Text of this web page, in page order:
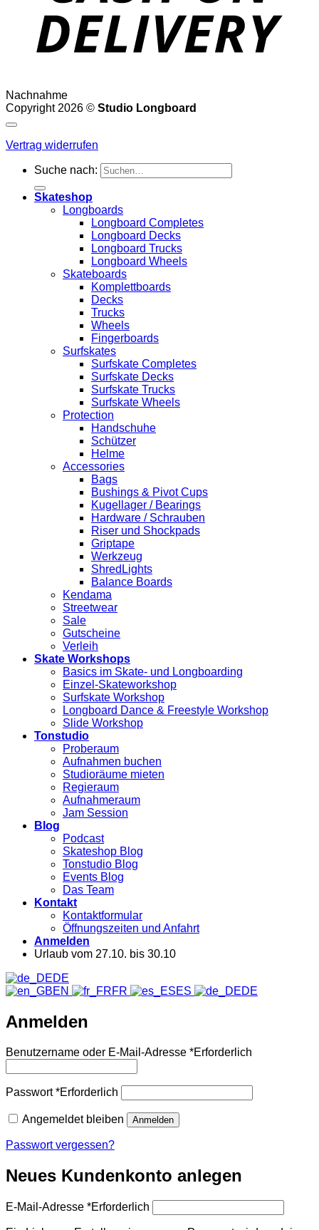
Nachnahme
Copyright 2026 © Studio Longboard
Vertrag widerrufen
Suche nach:
Skateshop
Longboards
Longboard Completes
Longboard Decks
Longboard Trucks
Longboard Wheels
Skateboards
Komplettboards
Decks
Trucks
Wheels
Fingerboards
Surfskates
Surfskate Completes
Surfskate Decks
Surfskate Trucks
Surfskate Wheels
Protection
Handschuhe
Schützer
Helme
Accessories
Bags
Bushings & Pivot Cups
Kugellager / Bearings
Hardware / Schrauben
Riser und Shockpads
Griptape
Werkzeug
ShredLights
Balance Boards
Kendama
Streetwear
Sale
Gutscheine
Verleih
Skate Workshops
Basics im Skate- und Longboarding
Einzel-Skateworkshop
Surfskate Workshop
Longboard Dance & Freestyle Workshop
Slide Workshop
Tonstudio
Proberaum
Aufnahmen buchen
Studioräume mieten
Regieraum
Aufnahmeraum
Jam Session
Blog
Podcast
Skateshop Blog
Tonstudio Blog
Events Blog
Das Team
Kontakt
Kontaktformular
Öffnungszeiten und Anfahrt
Anmelden
Urlaub vom 27.10. bis 30.10
DE
EN
FR ES DE
Anmelden
Benutzername oder E-Mail-Adresse *Erforderlich
Passwort*Erforderlich
Angemeldet bleiben Anmelden
Passwort vergessen?
Neues Kundenkonto anlegen
E-Mail-Adresse *Erforderlich